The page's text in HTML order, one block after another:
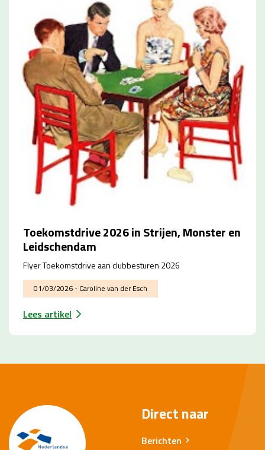
Toekomstdrive 2026 in Strijen, Monster en
Leidschendam
Flyer Toekomstdrive aan clubbesturen 2026
01/03/2026 - Caroline van der Esch
Lees artikel
Direct naar
Berichten